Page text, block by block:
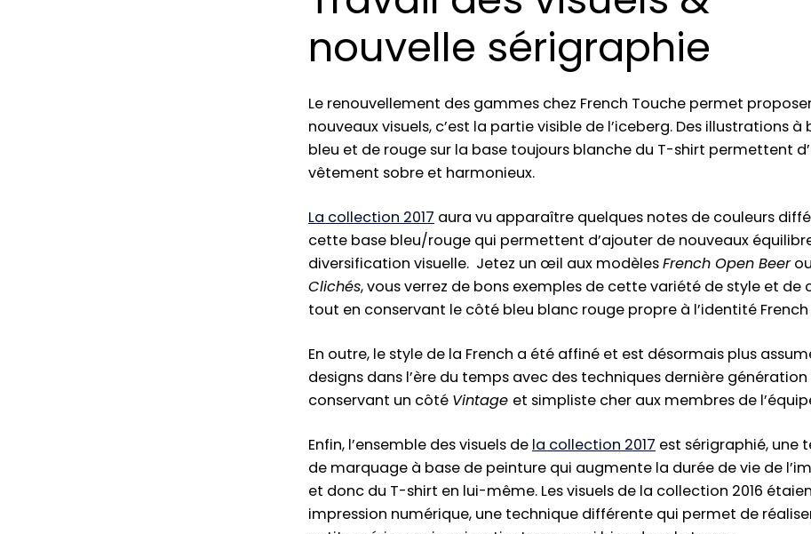
nouvelle sérigraphie
Le renouvellement des gammes chez French Touche permet
nouveaux visuels, c’est la partie visible de l’iceberg. Des illustrations à
bleu et de rouge sur la base toujours blanche du T-shirt permettent
vêtement sobre et harmonieux.
La collection 2017 aura vu apparaître quelques notes de couleurs
cette base bleu/rouge qui permettent d’ajouter de nouveaux
diversification visuelle. Jetez un œil aux modèlesFrench Open Beer ou
Clichés, vous verrez de bons exemples de cette variété de style et de
tout en conservant le côté bleu blanc rouge propre à l’identité French
En outre, le style de la French a été affiné et est désormais plus
designs dans l’ère du temps avec des techniques dernière
conservant un côté Vintage et simpliste cher aux membres de
Enfin, l’ensemble des visuels de la collection 2017 est sérigraphié, une
de marquage à base de peinture qui augmente la durée de vie de
et donc du T-shirt en lui-même. Les visuels de la collection 2016
impression numérique, une technique différente qui permet de